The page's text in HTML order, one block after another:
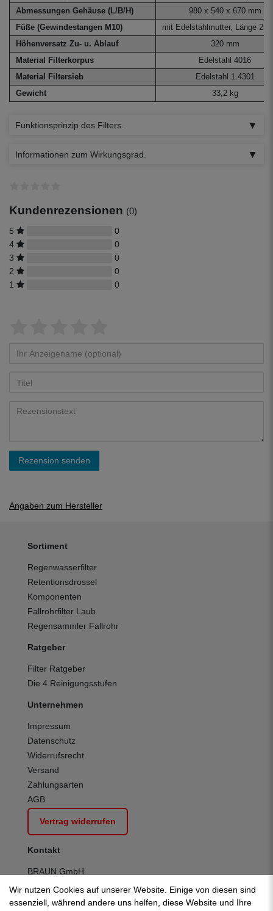
Abmessungen Gehäuse (L/B/H)
980 x 540 x 670 mm
Füße (Gewindestangen M10)
mit Edelstahlmutter, Länge
Höhenversatz Zu- u. Ablauf
320 mm
Material Filterkorpus
Edelstahl 4016
Material Filtersieb
Edelstahl 1.4301
Gewicht
33,2 kg
Funktionsprinzip des Filters.
Informationen zum Wirkungsgrad.
Kundenrezensionen (0)
5
0
4
0
3
0
2
0
1
0
Rezension senden
Angaben zum Hersteller
Sortiment
Regenwasserfilter
Retentionsdrossel
Komponenten
Fallrohrfilter Laub
Regensammler Fallrohr
Ratgeber
Filter Ratgeber
Die 4 Reinigungsstufen
Unternehmen
Impressum
Datenschutz
Widerrufsrecht
Versand
Zahlungsarten
AGB
Vertrag widerrufen
Kontakt
BRAUN GmbH
Kuhnbergstraße 27
D-73037 Göppingen
Wir nutzen Cookies auf unserer Website. Einige von diesen sind
essenziell, während andere uns helfen, diese Website und Ihre